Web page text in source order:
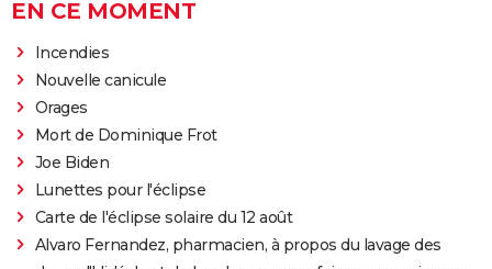
EN CE MOMENT
Incendies
Nouvelle canicule
Orages
Mort de Dominique Frot
Joe Biden
Lunettes pour l'éclipse
Carte de l'éclipse solaire du 12 août
Alvaro Fernandez, pharmacien, à propos du lavage des